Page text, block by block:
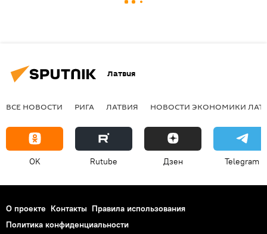
Латвия
ВСЕ НОВОСТИ РИГА ЛАТВИЯ НОВОСТИ ЭКОНОМИКИ
OK Rutube Дзен Telegram
О проекте Контакты Правила использования
Политика конфиденциальности